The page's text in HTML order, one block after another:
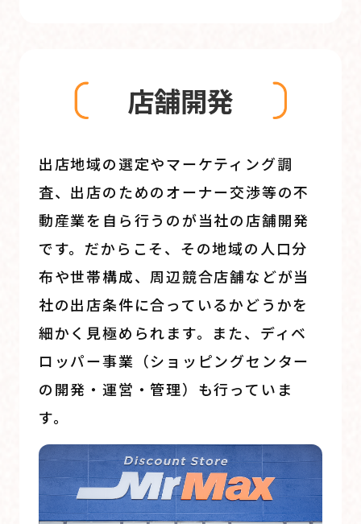
店舗開発
出店地域の選定やマーケティング調
査、出店のためのオーナー交渉等の不
動産業を自ら行うのが当社の店舗開発
です。だからこそ、その地域の人口分
布や世帯構成、周辺競合店舗などが当
社の出店条件に合っているかどうかを
細かく見極められます。また、ディベ
ロッパー事業（ショッピングセンター
の開発・運営・管理）も行っていま
す。